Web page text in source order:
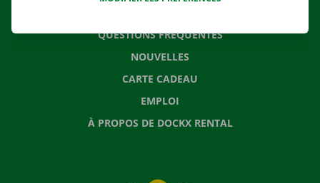
QUESTIONS FRÉQUENTES
NOUVELLES
CARTE CADEAU
EMPLOI
À PROPOS DE DOCKX RENTAL